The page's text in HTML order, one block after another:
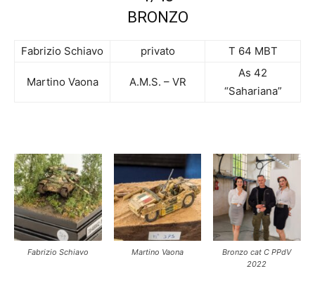
BRONZO
Fabrizio Schiavo privato T 64 MBT
Martino Vaona A.M.S. – VR
As 42
“Sahariana”
Fabrizio Schiavo Martino Vaona
Bronzo cat C PPdV
2022